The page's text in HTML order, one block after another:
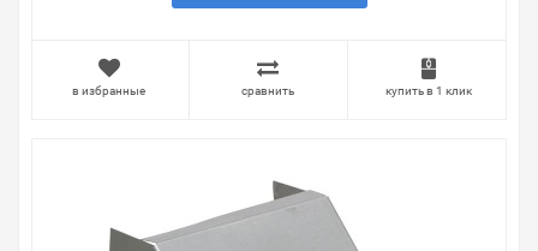
защите прав потребителя». Это не значит, что нужно
Правила, согласно которым урегулируется проблема,
очень простые. Мы просто заменяем некачественный
товар на то, который соответствует ожиданиям, или
крышкой для лотков 50х150 ИЭК на складе уточняйте
у менеджера. Также можно получить консультацию по
тому, что мы продаем, узнать преимущества
в избранные сравнить купить в 1 клик